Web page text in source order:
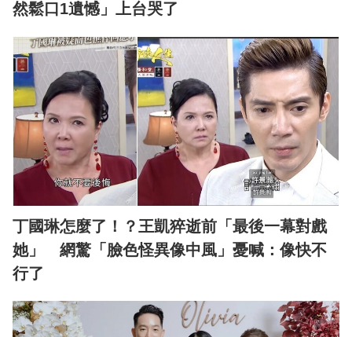
然鬆口1遺憾」上台哭了
丁國琳怎麼了！？王凱猝逝前「最後一幕對戲
她」 網驚「臉色怪異像中風」憂喊：像快不
行了